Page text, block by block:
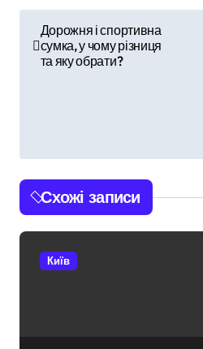
г
а
ц
Дорожня і спортивна
сумка, у чому різниця
та яку обрати?
Схожі записи
Київ